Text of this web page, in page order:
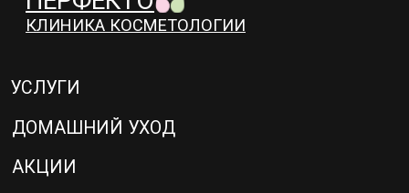
ЦЕНЫ
КОНТАКТЫ
г. Барнаул, ул 1905 года
25, офис 51.